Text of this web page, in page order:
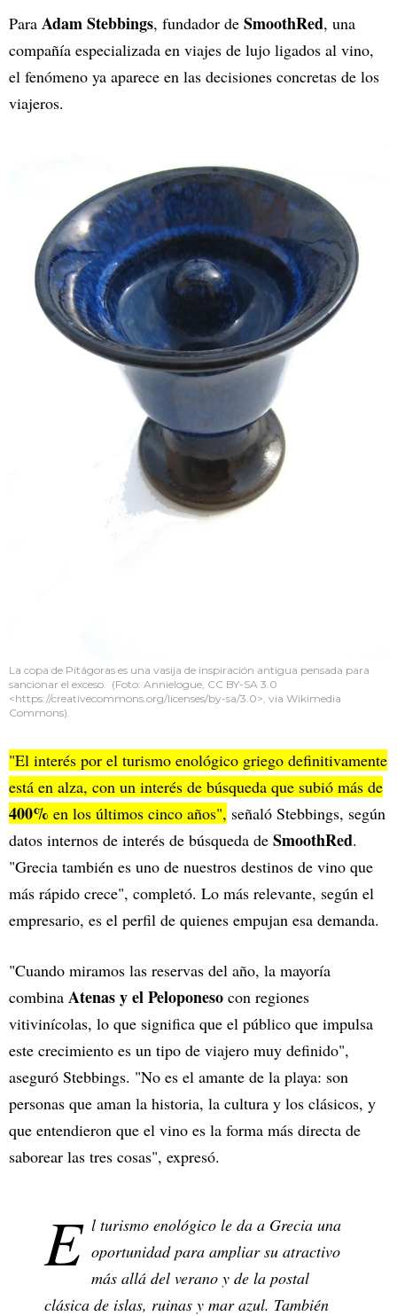
Para Adam Stebbings, fundador de SmoothRed, una
compañía especializada en viajes de lujo ligados al vino,
el fenómeno ya aparece en las decisiones concretas de los
viajeros.
La copa de Pitágoras es una vasija de inspiración antigua pensada para
sancionar el exceso. (Foto: Annielogue, CC BY-SA 3.0
<https://creativecommons.org/licenses/by-sa/3.0>, via Wikimedia
Commons).
"El interés por el turismo enológico griego definitivamente
está en alza, con un interés de búsqueda que subió más de
400% en los últimos cinco años", señaló Stebbings, según
datos internos de interés de búsqueda de SmoothRed.
"Grecia también es uno de nuestros destinos de vino que
más rápido crece", completó. Lo más relevante, según el
empresario, es el perfil de quienes empujan esa demanda.
"Cuando miramos las reservas del año, la mayoría
combina Atenas y el Peloponeso con regiones
vitivinícolas, lo que significa que el público que impulsa
este crecimiento es un tipo de viajero muy definido",
aseguró Stebbings. "No es el amante de la playa: son
personas que aman la historia, la cultura y los clásicos, y
que entendieron que el vino es la forma más directa de
saborear las tres cosas", expresó.
E l turismo enológico le da a Grecia una
oportunidad para ampliar su atractivo
más allá del verano y de la postal
clásica de islas, ruinas y mar azul. También